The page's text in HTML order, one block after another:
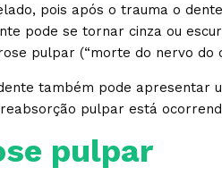
pois após o trauma o
pode se tornar cinza ou
pulpar (“morte do nervo do
também pode apresentar
pulpar está
pulpar